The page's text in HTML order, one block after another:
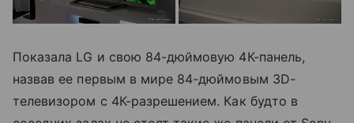
Показала LG и свою 84-дюймовую 4К-панель,
назвав ее первым в мире 84-дюймовым 3D-
телевизором с 4К-разрешением. Как будто в